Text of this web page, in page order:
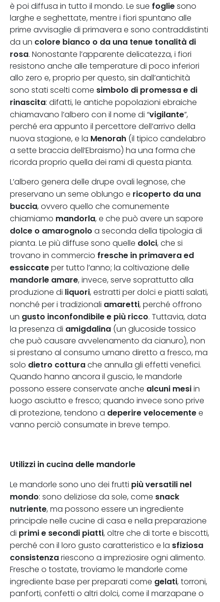
è poi diffusa in tutto il mondo. Le sue foglie sono
larghe e seghettate, mentre i fiori spuntano alle
prime avvisaglie di primavera e sono contraddistinti
da un colore bianco o da una tenue tonalità di
rosa. Nonostante l’apparente delicatezza, i fiori
resistono anche alle temperature di poco inferiori
allo zero e, proprio per questo, sin dall’antichità
sono stati scelti come simbolo di promessa e di
rinascita: difatti, le antiche popolazioni ebraiche
chiamavano l’albero con il nome di “vigilante”,
perché era appunto il percettore dell’arrivo della
nuova stagione, e la Menorah (il tipico candelabro
a sette braccia dell’Ebraismo) ha una forma che
ricorda proprio quella dei rami di questa pianta.
L’albero genera delle drupe ovali legnose, che
preservano un seme oblungo e ricoperto da una
buccia, ovvero quello che comunemente
chiamiamo mandorla, e che può avere un sapore
dolce o amarognolo a seconda della tipologia di
pianta. Le più diffuse sono quelle dolci, che si
trovano in commercio fresche in primavera ed
essiccate per tutto l’anno; la coltivazione delle
mandorle amare, invece, serve soprattutto alla
produzione di liquori, estratti per dolci e piatti salati,
nonché per i tradizionali amaretti, perché offrono
un gusto inconfondibile e più ricco. Tuttavia, data
la presenza di amigdalina (un glucoside tossico
che può causare avvelenamento da cianuro), non
si prestano al consumo umano diretto a fresco, ma
solo dietro cottura che annulla gli effetti venefici.
Quando hanno ancora il guscio, le mandorle
possono essere conservate anche alcuni mesi in
luogo asciutto e fresco; quando invece sono prive
di protezione, tendono a deperire velocemente e
vanno perciò consumate in breve tempo.
Utilizzi in cucina delle mandorle
Le mandorle sono uno dei frutti più versatili nel
mondo: sono deliziose da sole, come snack
nutriente, ma possono essere un ingrediente
principale nelle cucine di casa e nella preparazione
di primi e secondi piatti, oltre che di torte e biscotti,
perché con il loro gusto caratteristico e la sfiziosa
consistenza riescono a impreziosire ogni alimento.
Fresche o tostate, troviamo le mandorle come
ingrediente base per preparati come gelati, torroni,
panforti, confetti o altri dolci, come il marzapane o